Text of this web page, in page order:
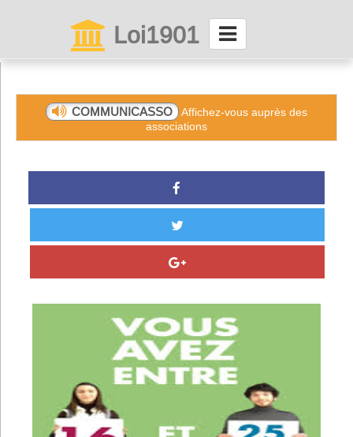
Loi1901
Connexion
Partager
Divers
COMMUNICASSO
Affichez-vous auprès des
associations